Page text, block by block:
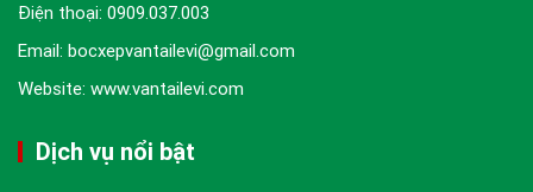
Điện thoại: 0909.037.003
Email: bocxepvantailevi@gmail.com
Website: www.vantailevi.com
Dịch vụ nổi bật